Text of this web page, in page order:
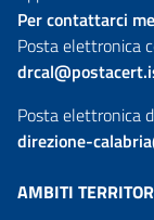
Per contattarci
Posta elettronica
Posta elettronica
direzione-
AMBITI